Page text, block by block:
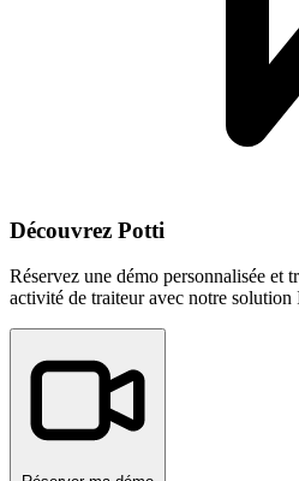
Découvrez Potti
Réservez une démo personnalisée et
activité de traiteur avec notre solution